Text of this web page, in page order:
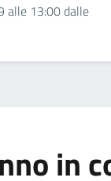
alle 13:00 dalle
in